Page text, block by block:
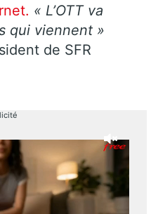
« L’OTT va
qui viennent »
de SFR